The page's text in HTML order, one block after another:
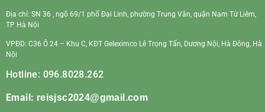
Địa chỉ: SN 36 , ngõ 69/1 phố Đại Linh, phường Trung Văn, quận Nam Từ Liêm,
TP Hà Nội
VPĐD: C36 Ô 24 – Khu C, KĐT Geleximco Lê Trọng Tấn, Dương Nội, Hà Đông, Hà
Nội
Hotline: 096.8028.262
Email: reisjsc2024@gmail.com